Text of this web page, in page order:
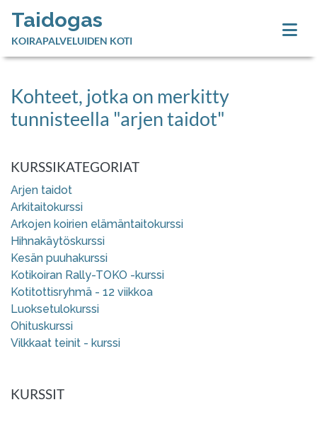
Taidogas
KOIRAPALVELUIDEN KOTI
Kohteet, jotka on merkitty
tunnisteella "arjen taidot"
KURSSIKATEGORIAT
Arjen taidot
Arkitaitokurssi
Arkojen koirien elämäntaitokurssi
Hihnakäytöskurssi
Kesän puuhakurssi
Kotikoiran Rally-TOKO -kurssi
Kotitottisryhmä - 12 viikkoa
Luoksetulokurssi
Ohituskurssi
Vilkkaat teinit - kurssi
KURSSIT